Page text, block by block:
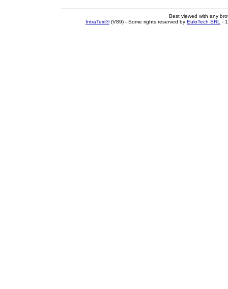
Best viewed with any
IntraText®(V89) - Some rights reserved by EuloTech SRL -